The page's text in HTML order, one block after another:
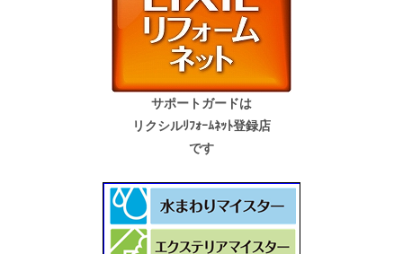
サポートガードは
リクシルﾘﾌｫｰﾑﾈｯﾄ登録店
です